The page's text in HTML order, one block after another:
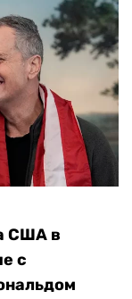
США в
с